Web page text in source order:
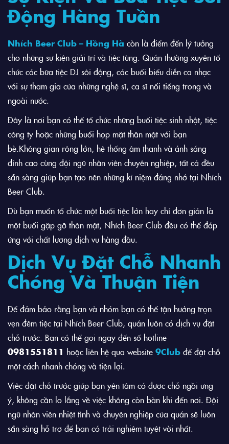
Động Hàng Tuần
Nhích Beer Club – Hồng Hà còn là điểm đến lý tưởng
cho những sự kiện giải trí và tiệc tùng. Quán thường xuyên tổ
chức các bữa tiệc DJ sôi động, các buổi biểu diễn ca nhạc
với sự tham gia của những nghệ sĩ, ca sĩ nổi tiếng trong và
ngoài nước.
Đây là nơi bạn có thể tổ chức những buổi tiệc sinh nhật, tiệc
công ty hoặc những buổi họp mặt thân mật với bạn
bè.Không gian rộng lớn, hệ thống âm thanh và ánh sáng
đỉnh cao cùng đội ngũ nhân viên chuyên nghiệp, tất cả đều
sẵn sàng giúp bạn tạo nên những kỉ niệm đáng nhớ tại Nhích
Beer Club.
Dù bạn muốn tổ chức một buổi tiệc lớn hay chỉ đơn giản là
một buổi gặp gỡ thân mật, Nhích Beer Club đều có thể đáp
ứng với chất lượng dịch vụ hàng đầu.
Dịch Vụ Đặt Chỗ Nhanh
Chóng Và Thuận Tiện
Để đảm bảo rằng bạn và nhóm bạn có thể tận hưởng trọn
vẹn đêm tiệc tại Nhích Beer Club, quán luôn có dịch vụ đặt
chỗ trước. Bạn có thể gọi ngay đến số hotline
0981551811 hoặc liên hệ qua website 9Club để đặt chỗ
một cách nhanh chóng và tiện lợi.
Việc đặt chỗ trước giúp bạn yên tâm có được chỗ ngồi ưng
ý, không cần lo lắng về việc không còn bàn khi đến nơi. Đội
ngũ nhân viên nhiệt tình và chuyên nghiệp của quán sẽ luôn
sẵn sàng hỗ trợ để bạn có trải nghiệm tuyệt vời nhất.